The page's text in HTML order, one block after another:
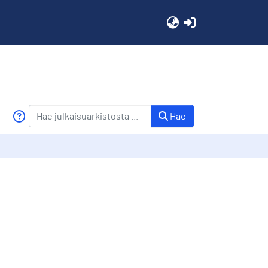
Hae